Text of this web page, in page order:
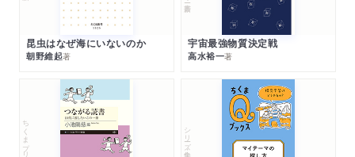
昆虫はなぜ海にいないのか
朝野維起著
宇宙最強物質決定戦
高水裕一著
ちくまプリマー新書 シリーズ・全集